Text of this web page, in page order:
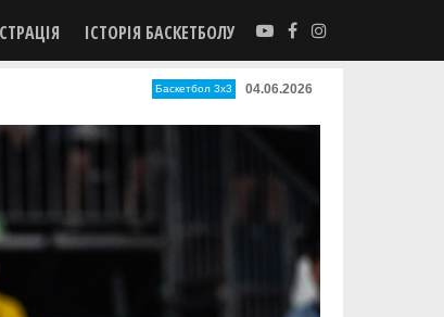
ІСТОРІЯ БАСКЕТБОЛУ
Баскетбол 3х3 04.06.2026